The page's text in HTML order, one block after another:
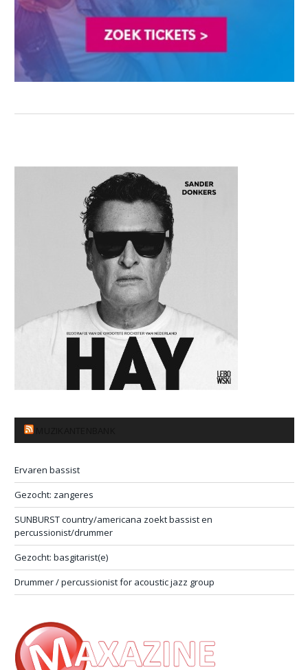
Ervaren bassist
Gezocht: zangeres
SUNBURST country/americana zoekt bassist en
percussionist/drummer
Gezocht: basgitarist(e)
Drummer / percussionist for acoustic jazz group